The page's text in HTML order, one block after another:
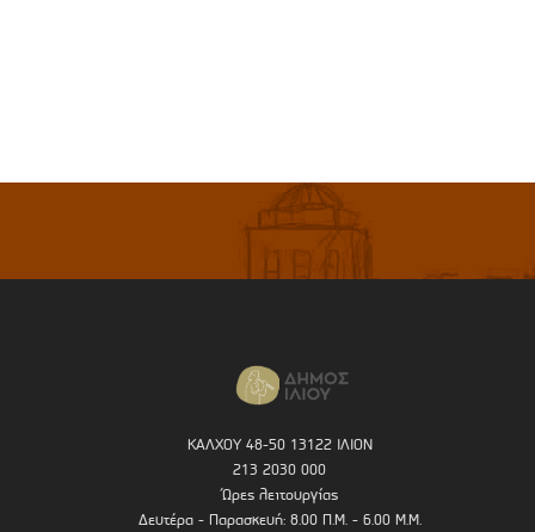
ΚΑΛΧΟΥ 48-50 13122 ΙΛΙΟΝ
213 2030 000
Ώρες λειτουργίας
Δευτέρα - Παρασκευή: 8.00 Π.Μ. - 6.00 Μ.Μ.